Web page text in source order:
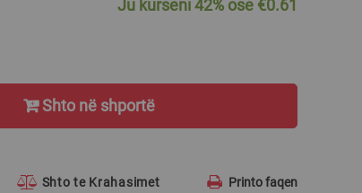
Ju kurseni42% ose €0.61
Shto në shportë
Shto te Krahasimet Printo faqen